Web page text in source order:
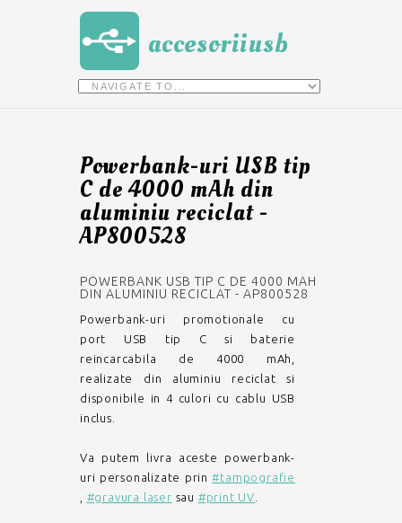
accesoriiusb
Powerbank-uri USB tip
C de 4000 mAh din
aluminiu reciclat -
AP800528
POWERBANK USB TIP C DE 4000 MAH
DIN ALUMINIU RECICLAT - AP800528
Powerbank-uri promotionale cu
port USB tip C si baterie
reincarcabila de 4000 mAh,
realizate din aluminiu reciclat si
disponibile in 4 culori cu cablu USB
inclus.
Va putem livra aceste powerbank-
uri personalizate prin#tampografie
#gravura laser sau #print UV